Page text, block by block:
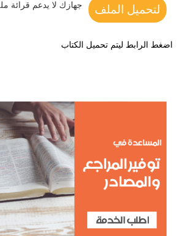
لتحميل الملف جهازك لا يدعم قرائة
اضغط الرابط ليتم تحميل الكتاب